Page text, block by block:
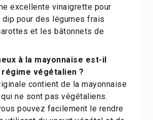
excellente vinaigrette pour
dip pour des légumes frais
et les bâtonnets de
à la mayonnaise est-il
régime végétalien ?
contient de la mayonnaise
ne sont pas végétaliens.
pouvez facilement le rendre